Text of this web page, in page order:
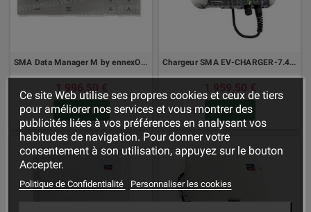
SMA Data Manager M by ennexOS EDMM-20
1 996,50 €
ACHETER
Chargeur SMA EV-CHARGER-7.4 et 22
1 959,50 €
DÉTAILS
Ce site Web utilise ses propres cookies et ceux de tiers
pour améliorer nos services et vous montrer des
publicités liées à vos préférences en analysant vos
habitudes de navigation. Pour donner votre
consentement à son utilisation, appuyez sur le bouton
Accepter.
Politique de Confidentialité Personnaliser les cookies